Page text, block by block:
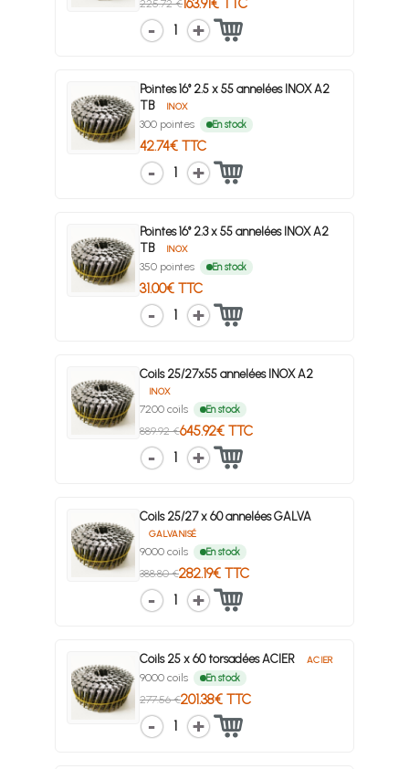
225.72 € 163.91€ TTC
1
Pointes 16° 2.5 x 55 annelées INOX A2
TB
INOX
300 pointes En stock
42.74€ TTC
1
Pointes 16° 2.3 x 55 annelées INOX A2
TB
INOX
350 pointes En stock
31.00€ TTC
1
Coils 25/27x55 annelées INOX A2
INOX
7200 coils En stock
889.92 €645.92€ TTC
1
Coils 25/27 x 60 annelées GALVA
GALVANISÉ
9000 coils En stock
388.80 €282.19€ TTC
1
Coils 25 x 60 torsadées ACIER ACIER
9000 coils En stock
277.56 €201.38€ TTC
1